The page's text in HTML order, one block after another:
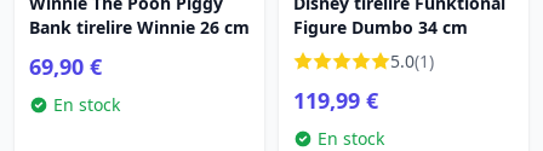
Bank tirelire Winnie 26 cm
69,90 €
En stock
Figure Dumbo 34 cm
5.0(1)
119,99 €
En stock